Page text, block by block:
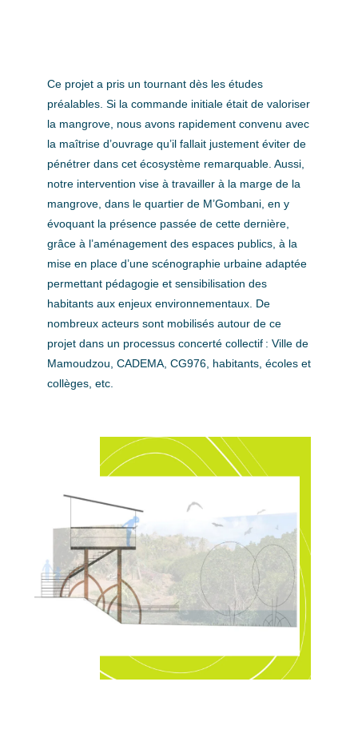
Ce projet a pris un tournant dès les études
préalables. Si la commande initiale était de valoriser
la mangrove, nous avons rapidement convenu avec
la maîtrise d’ouvrage qu’il fallait justement éviter de
pénétrer dans cet écosystème remarquable. Aussi,
notre intervention vise à travailler à la marge de la
mangrove, dans le quartier de M’Gombani, en y
évoquant la présence passée de cette dernière,
grâce à l’aménagement des espaces publics, à la
mise en place d’une scénographie urbaine adaptée
permettant pédagogie et sensibilisation des
habitants aux enjeux environnementaux. De
nombreux acteurs sont mobilisés autour de ce
projet dans un processus concerté collectif : Ville de
Mamoudzou, CADEMA, CG976, habitants, écoles et
collèges, etc.